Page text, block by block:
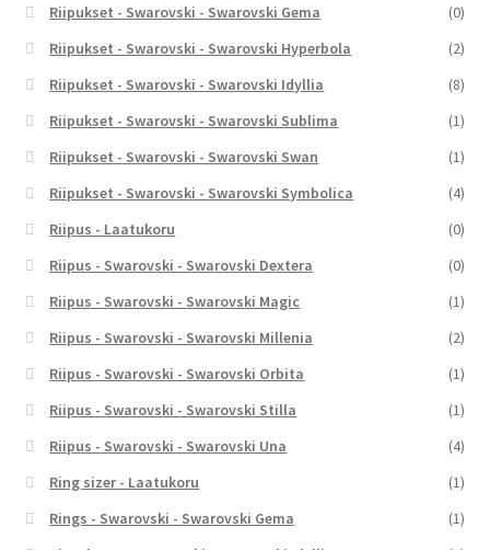
Riipukset - Swarovski - Swarovski Gema
(0)
Riipukset - Swarovski - Swarovski Hyperbola
(2)
Riipukset - Swarovski - Swarovski Idyllia
(8)
Riipukset - Swarovski - Swarovski Sublima
(1)
Riipukset - Swarovski - Swarovski Swan
(1)
Riipukset - Swarovski - Swarovski Symbolica
(4)
Riipus - Laatukoru
(0)
Riipus - Swarovski - Swarovski Dextera
(0)
Riipus - Swarovski - Swarovski Magic
(1)
Riipus - Swarovski - Swarovski Millenia
(2)
Riipus - Swarovski - Swarovski Orbita
(1)
Riipus - Swarovski - Swarovski Stilla
(1)
Riipus - Swarovski - Swarovski Una
(4)
Ring sizer - Laatukoru
(1)
Rings - Swarovski - Swarovski Gema
(1)